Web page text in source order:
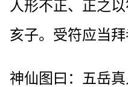
人形不正、正之
亥子。受符应当拜
神仙图曰：五岳